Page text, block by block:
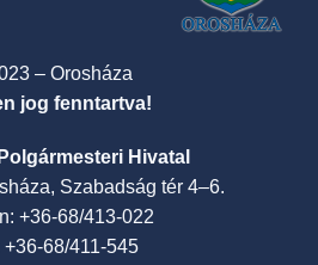
– Orosháza
jog fenntartva!
Hivatal
Szabadság tér 4–6.
+36-68/413-022
+36-68/411-545